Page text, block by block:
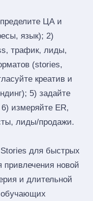
ЦА и
язык); 2)
трафик, лиды,
(stories,
креатив и
5) задайте
измеряйте ER,
лиды/продажи.
для быстрых
новой
и длительной